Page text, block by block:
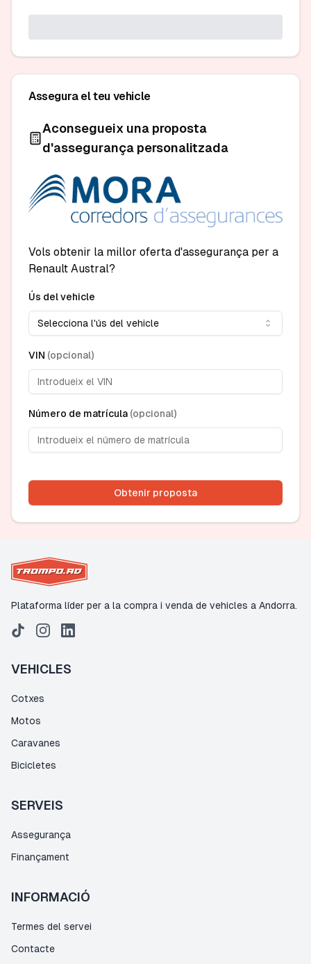
Assegura el teu vehicle
Aconsegueix una proposta
d'assegurança personalitzada
Vols obtenir la millor oferta d'assegurança per a
Renault Austral?
Ús del vehicle
Selecciona l'ús del vehicle
VIN (opcional)
Número de matrícula (opcional)
Obtenir proposta
Plataforma líder per a la compra i venda de vehicles a Andorra.
VEHICLES
Cotxes
Motos
Caravanes
Bicicletes
SERVEIS
Assegurança
Finançament
INFORMACIÓ
Termes del servei
Contacte